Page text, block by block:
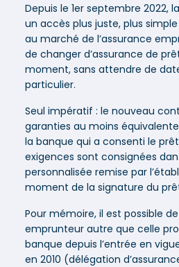
Depuis le 1er septembre 2022,
un accès plus juste, plus
au marché de l’assurance
de changer d’assurance de
moment, sans attendre de
particulier.
Seul impératif : le nouveau
garanties au moins
la banque qui a consenti le
exigences sont consignées
personnalisée remise par
moment de la signature du
Pour mémoire, il est possible
emprunteur autre que celle
banque depuis l’entrée en
en 2010 (délégation